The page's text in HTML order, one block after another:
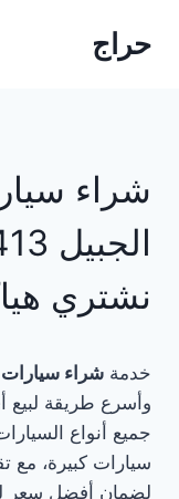
حراج
شراء
نشتري
خدمةشراء
وأسرع طريقة لبيع
جميع أنواع
سيارات كبيرة، مع
لضمان أفضل سعر